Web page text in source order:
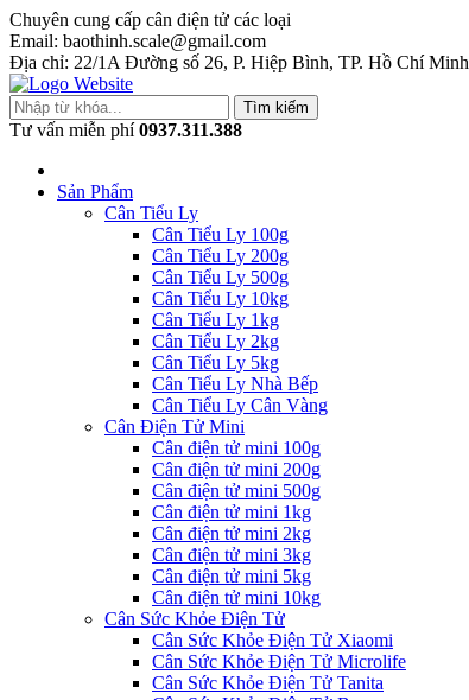
Chuyên cung cấp cân điện tử các loại
Email: baothinh.scale@gmail.com
Địa chỉ: 22/1A Đường số 26, P. Hiệp Bình, TP. Hồ Chí Minh
Tìm kiếm
Tư vấn miễn phí 0937.311.388
Sản Phẩm
Cân Tiểu Ly
Cân Tiểu Ly 100g
Cân Tiểu Ly 200g
Cân Tiểu Ly 500g
Cân Tiểu Ly 10kg
Cân Tiểu Ly 1kg
Cân Tiểu Ly 2kg
Cân Tiểu Ly 5kg
Cân Tiểu Ly Nhà Bếp
Cân Tiểu Ly Cân Vàng
Cân Điện Tử Mini
Cân điện tử mini 100g
Cân điện tử mini 200g
Cân điện tử mini 500g
Cân điện tử mini 1kg
Cân điện tử mini 2kg
Cân điện tử mini 3kg
Cân điện tử mini 5kg
Cân điện tử mini 10kg
Cân Sức Khỏe Điện Tử
Cân Sức Khỏe Điện Tử Xiaomi
Cân Sức Khỏe Điện Tử Microlife
Cân Sức Khỏe Điện Tử Tanita